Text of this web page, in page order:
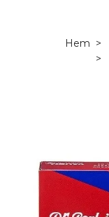
Hem